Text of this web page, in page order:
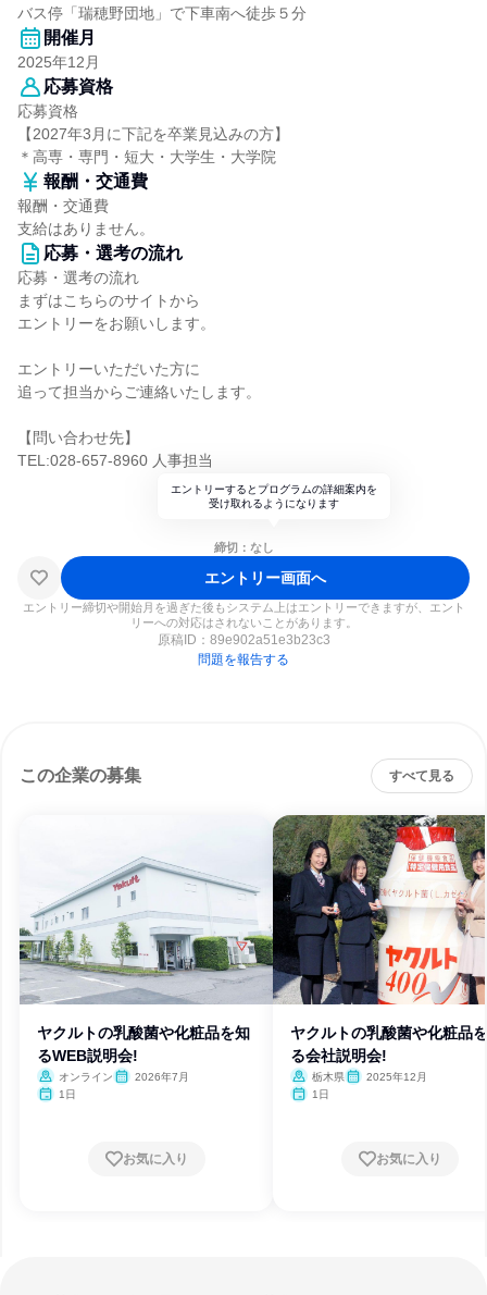
バス停「瑞穂野団地」で下車南へ徒歩５分
開催月
2025年12月
応募資格
応募資格
【2027年3月に下記を卒業見込みの方】
＊高専・専門・短大・大学生・大学院
報酬・交通費
報酬・交通費
支給はありません。
応募・選考の流れ
応募・選考の流れ
まずはこちらのサイトから
エントリーをお願いします。
エントリーいただいた方に
追って担当からご連絡いたします。
【問い合わせ先】
TEL:028-657-8960 人事担当
エントリーするとプログラムの詳細案内を
受け取れるようになります
締切：なし
エントリー画面へ
エントリー締切や開始月を過ぎた後もシステム上はエントリーできますが、エント
リーへの対応はされないことがあります。
原稿ID： 89e902a51e3b23c3
問題を報告する
この企業の募集 すべて見る
ヤクルトの乳酸菌や化粧品を知
るWEB説明会!
オンライン
2026年7月
1日
お気に入り
ヤクルトの乳酸菌や化粧品
る会社説明会!
栃木県
2025年12月
1日
お気に入り